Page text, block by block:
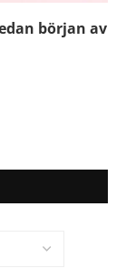
början av